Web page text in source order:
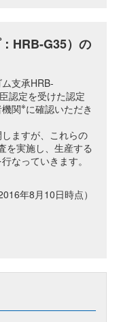
HRB-G35）の
支承HRB-
認定を受けた認定
関※に確認いただき
ますが、これらの
を実施し、生産する
なっていきます。
2016年8月10日時点）